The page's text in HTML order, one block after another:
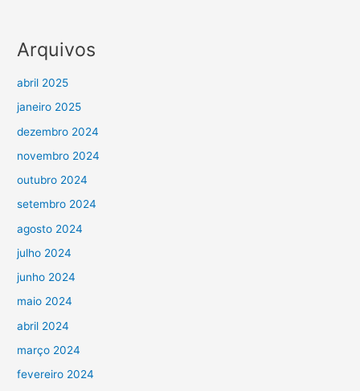
Arquivos
abril 2025
janeiro 2025
dezembro 2024
novembro 2024
outubro 2024
setembro 2024
agosto 2024
julho 2024
junho 2024
maio 2024
abril 2024
março 2024
fevereiro 2024